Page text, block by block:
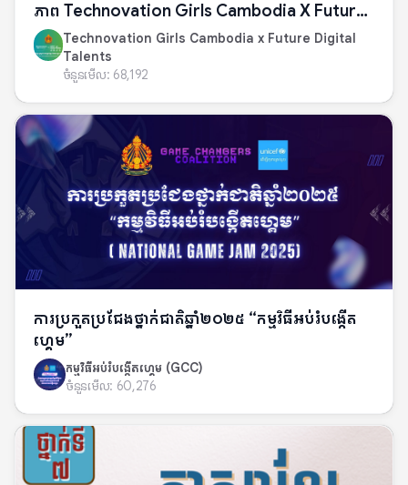
ភាព Technovation Girls Cambodia X Future
Digital Talents
Technovation Girls Cambodia x Future Digital
Talents
ចំនួនមើល: 68,192
ការប្រកួតប្រជែងថ្នាក់ជាតិឆ្នាំ២០២៥ “កម្មវិធីអប់រំបង្កើត
ហ្គេម”
កម្មវិធីអប់រំបង្កើតហ្គេម (GCC)
ចំនួនមើល: 60,276